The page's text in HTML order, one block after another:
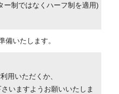
ー制ではなくハーフ制を適用)
備いたします。
用いただくか、
いますようお願いいたしま